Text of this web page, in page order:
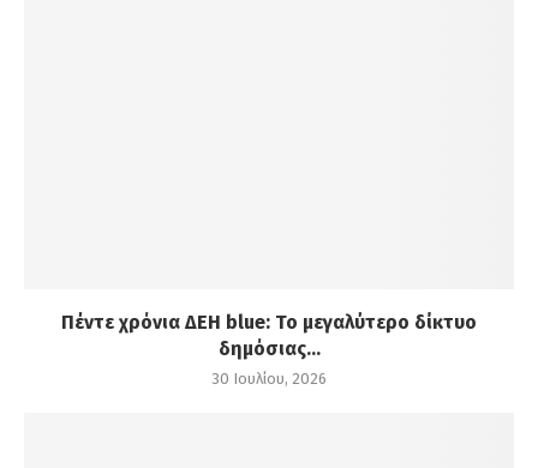
Πέντε χρόνια ΔΕΗ blue: Το μεγαλύτερο δίκτυο
δημόσιας...
30 Ιουλίου, 2026